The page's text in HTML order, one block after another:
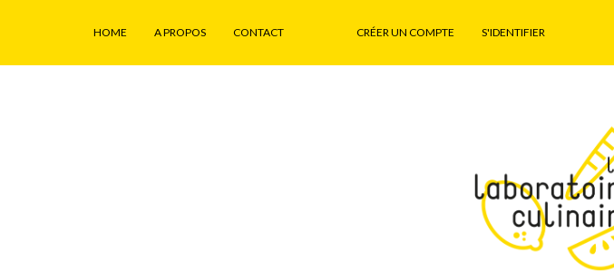
HOME A PROPOS CONTACT CRÉER UN COMPTE S'IDENTIFIER